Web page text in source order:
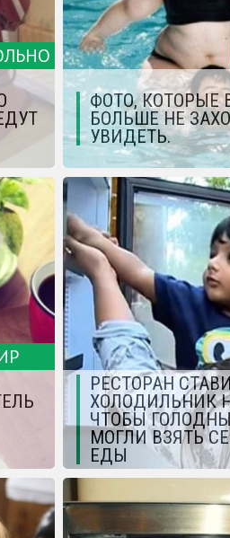
ФОТО, КОТОРЫЕ
БОЛЬШЕ НЕ
УВИДЕТЬ.
РЕСТОРАН
ХОЛОДИЛЬНИК
ЧТОБЫ
МОГЛИ ВЗЯТЬ
ЕДЫ